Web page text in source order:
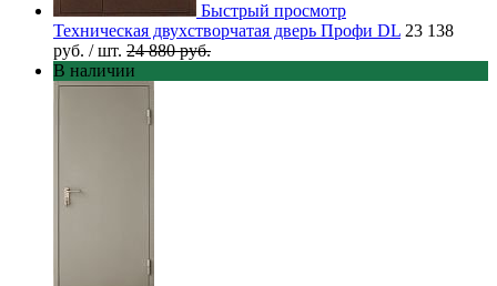
Быстрый просмотр
Техническая двухстворчатая дверь Профи DL 23 138
руб. / шт. 24 880 руб.
В наличии